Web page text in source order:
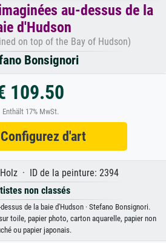
au-dessus de la
d'Hudson
on top of the Bay of Hudson)
Bonsignori
109.50
Enthält 17% MwSt.
Configurez d'art
· ID de la peinture: 2394
non classés
de la baie d'Hudson · Stefano Bonsignori.
toile, papier photo, carton aquarelle, papier non
ou papier japonais.